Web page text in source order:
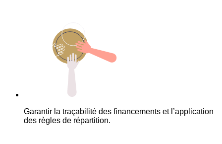
Garantir la traçabilité des financements et l’application
des règles de répartition.